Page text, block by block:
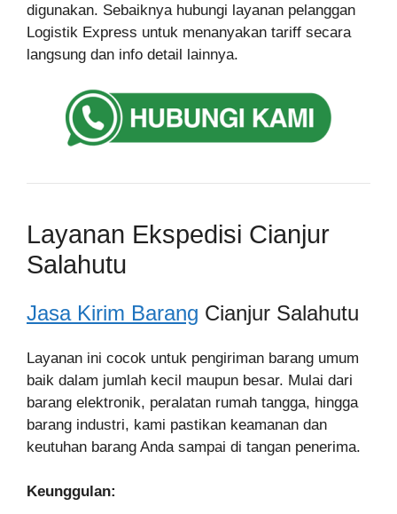
digunakan. Sebaiknya hubungi layanan pelanggan
Logistik Express untuk menanyakan tariff secara
langsung dan info detail lainnya.
Layanan Ekspedisi Cianjur
Salahutu
Jasa Kirim Barang Cianjur Salahutu
Layanan ini cocok untuk pengiriman barang umum
baik dalam jumlah kecil maupun besar. Mulai dari
barang elektronik, peralatan rumah tangga, hingga
barang industri, kami pastikan keamanan dan
keutuhan barang Anda sampai di tangan penerima.
Keunggulan: